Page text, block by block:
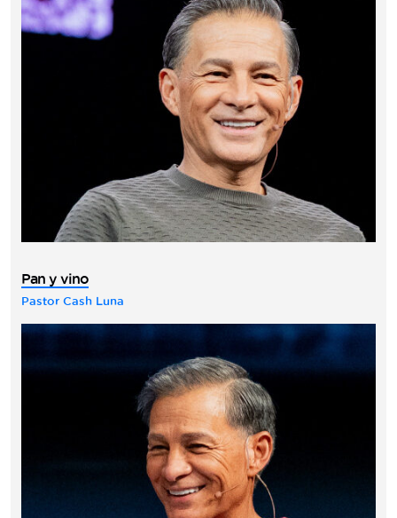
Pan y vino
Pastor Cash Luna